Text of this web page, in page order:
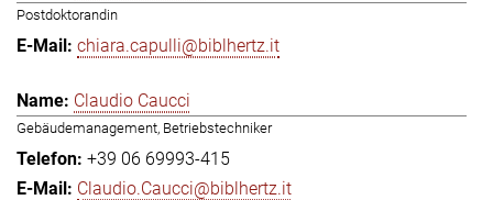
Postdoktorandin
chiara.capulli@biblhertz.it
Claudio Caucci
Gebäudemanagement, Betriebstechniker
+39 06 69993-415
Claudio.Caucci@biblhertz.it